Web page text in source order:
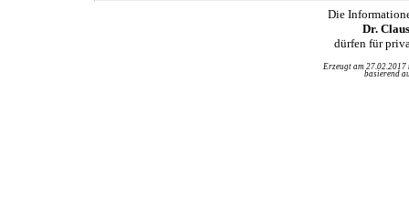
Die
Dr.
dürfen für
Erzeugt am
basierend